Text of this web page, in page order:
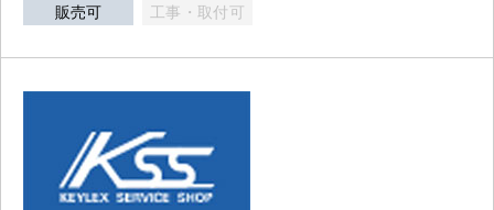
販売可 工事・取付可